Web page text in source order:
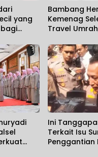
yang
Bambang
Kemenag
Travel
Jeddah
Ini
Terkait Isu
Penggantian